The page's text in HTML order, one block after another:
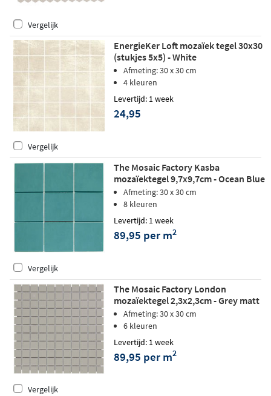
Vergelijk
EnergieKer Loft mozaïek tegel 30x30
(stukjes 5x5) - White
Afmeting: 30 x 30 cm
4 kleuren
Levertijd: 1 week
24,95
Vergelijk
The Mosaic Factory Kasba
mozaïektegel 9,7x9,7cm - Ocean Blue
mattAfmeting: 30 x 30 cm
8 kleuren
Levertijd: 1 week
89,95 per m2
Vergelijk
The Mosaic Factory London
mozaïektegel 2,3x2,3cm - Grey matt
Afmeting: 30 x 30 cm
6 kleuren
Levertijd: 1 week
89,95 per m2
Vergelijk